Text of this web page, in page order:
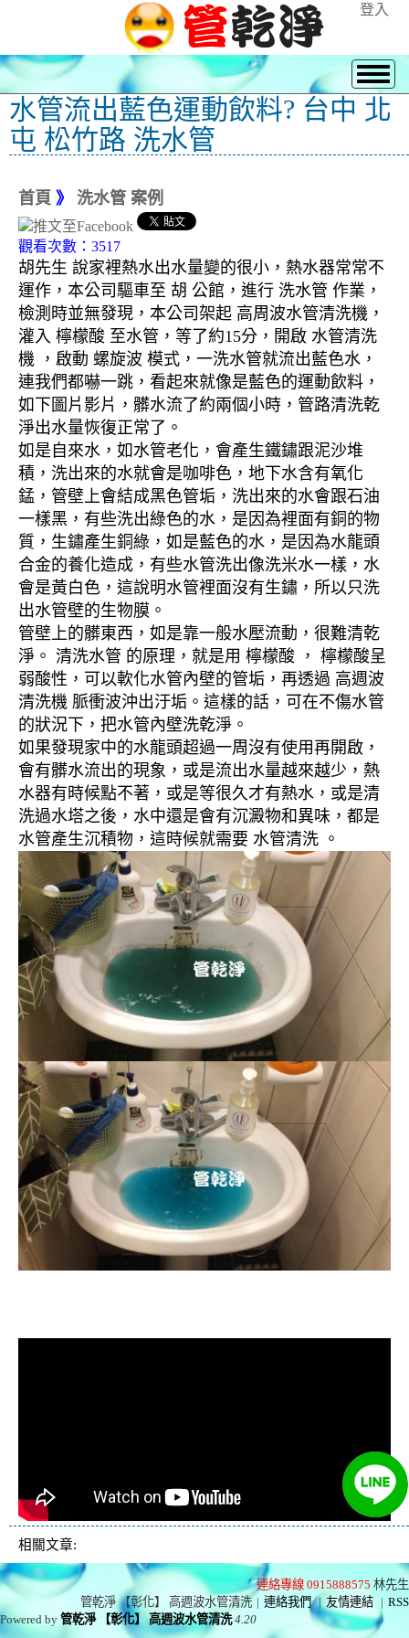
登入
水管流出藍色運動飲料? 台中 北
屯 松竹路 洗水管
首頁 》 洗水管 案例
觀看次數：3517
胡先生 說家裡熱水出水量變的很小，熱水器常常不
運作，本公司驅車至 胡 公館，進行 洗水管 作業，
檢測時並無發現，本公司架起 高周波水管清洗機，
灌入 檸檬酸 至水管，等了約15分，開啟 水管清洗
機 ，啟動 螺旋波 模式，一洗水管就流出藍色水，
連我們都嚇一跳，看起來就像是藍色的運動飲料，
如下圖片影片，髒水流了約兩個小時，管路清洗乾
淨出水量恢復正常了。
如是自來水，如水管老化，會產生鐵鏽跟泥沙堆
積，洗出來的水就會是咖啡色，地下水含有氧化
錳，管壁上會結成黑色管垢，洗出來的水會跟石油
一樣黑，有些洗出綠色的水，是因為裡面有銅的物
質，生鏽產生銅綠，如是藍色的水，是因為水龍頭
合金的養化造成，有些水管洗出像洗米水一樣，水
會是黃白色，這說明水管裡面沒有生鏽，所以只洗
出水管壁的生物膜。
管壁上的髒東西，如是靠一般水壓流動，很難清乾
淨。 清洗水管 的原理，就是用 檸檬酸 ， 檸檬酸呈
弱酸性，可以軟化水管內壁的管垢，再透過 高週波
清洗機 脈衝波沖出汙垢。這樣的話，可在不傷水管
的狀況下，把水管內壁洗乾淨。
如果發現家中的水龍頭超過一周沒有使用再開啟，
會有髒水流出的現象，或是流出水量越來越少，熱
水器有時候點不著，或是等很久才有熱水，或是清
洗過水塔之後，水中還是會有沉澱物和異味，都是
水管產生沉積物，這時候就需要 水管清洗 。
相關文章:
連絡專線 0915888575 林先生
管乾淨 【彰化】 高週波水管清洗 | 連絡我們 | 友情連結 | RSS
Powered by管乾淨 【彰化】 高週波水管清洗 4.20